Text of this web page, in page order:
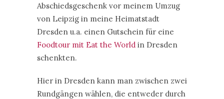
Abschiedsgeschenk vor meinem Umzug
von Leipzig in meine Heimatstadt
Dresden u.a. einen Gutschein für eine
Foodtour mit Eat the World in Dresden
schenkten.
Hier in Dresden kann man zwischen zwei
Rundgängen wählen, die entweder durch